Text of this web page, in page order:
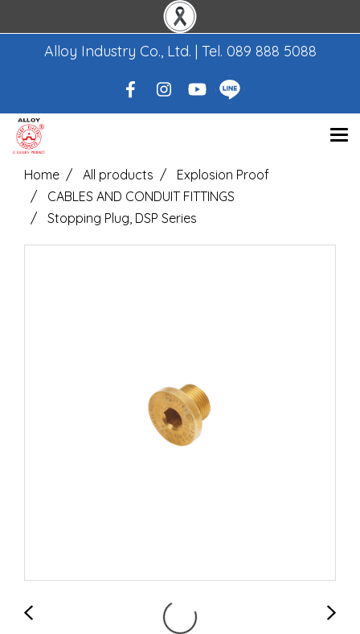
Alloy Industry Co., Ltd. | Tel. 089 888 5088
Home All products
Explosion Proof
CABLES AND CONDUIT FITTINGS
Stopping Plug, DSP Series